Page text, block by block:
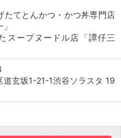
たてとんかつ・かつ丼専門店
スープヌードル店「譚仔三
道玄坂1-21-1渋谷ソラスタ 19